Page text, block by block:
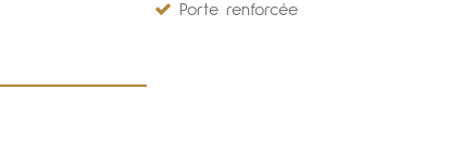
Porte renforcée